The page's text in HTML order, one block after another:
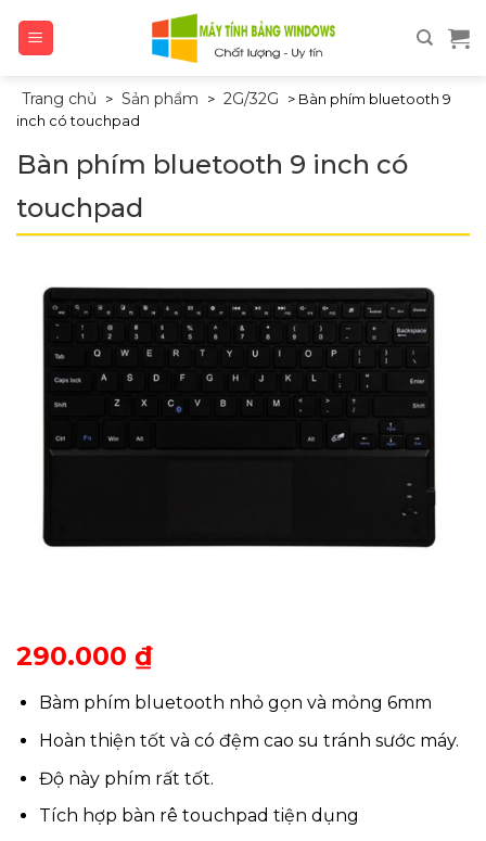
Trang chủ > Sản phẩm > 2G/32G > Bàn phím bluetooth 9
inch có touchpad
Bàn phím bluetooth 9 inch có
touchpad
290.000 ₫
Bàm phím bluetooth nhỏ gọn và mỏng 6mm
Hoàn thiện tốt và có đệm cao su tránh sước máy.
Độ này phím rất tốt.
Tích hợp bàn rê touchpad tiện dụng